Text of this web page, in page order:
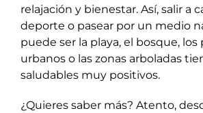
relajación y bienestar. Así, salir a
deporte o pasear por un medio
puede ser la playa, el bosque, los
urbanos o las zonas arboladas
saludables muy positivos.
¿Quieres saber más? Atento,